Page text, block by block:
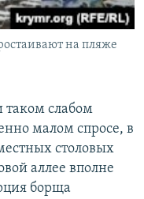
на пляже
таком слабом
малом спросе, в
столовых
аллее вполне
борща